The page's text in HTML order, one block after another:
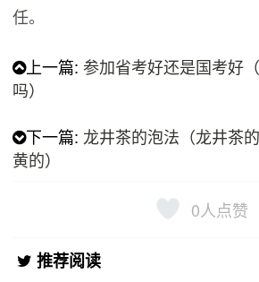
任。
上一篇: 参加省考好还是国考好
吗）
下一篇: 龙井茶的泡法（龙井茶
黄的）
0人点赞
推荐阅读